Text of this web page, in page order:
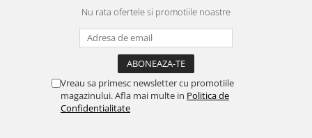
SERENDIPITY WHITE
FLOWER FESTIVAL RED
CHIQUE VERDE
CHIQUE ROZ
CHIQUE STRIPES VERDE
Nu rata ofertele si promotiile noastre
Vreau sa primesc newsletter cu promotiile
magazinului. Afla mai multe in Politica de
Confidentialitate